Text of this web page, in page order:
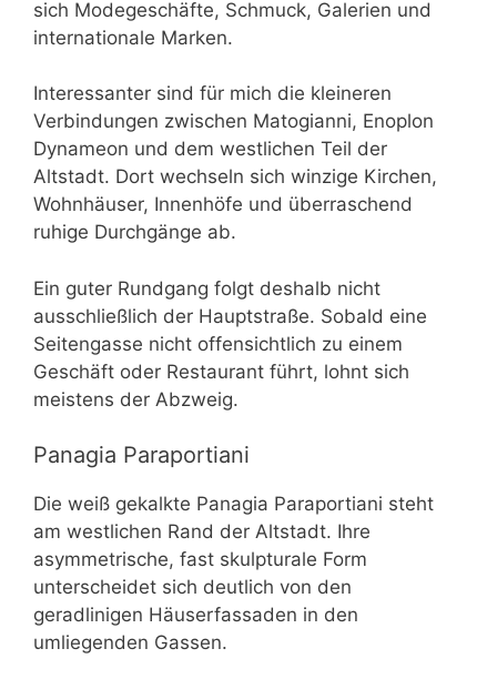
sich Modegeschäfte, Schmuck, Galerien und
internationale Marken.
Interessanter sind für mich die kleineren
Verbindungen zwischen Matogianni, Enoplon
Dynameon und dem westlichen Teil der
Altstadt. Dort wechseln sich winzige Kirchen,
Wohnhäuser, Innenhöfe und überraschend
ruhige Durchgänge ab.
Ein guter Rundgang folgt deshalb nicht
ausschließlich der Hauptstraße. Sobald eine
Seitengasse nicht offensichtlich zu einem
Geschäft oder Restaurant führt, lohnt sich
meistens der Abzweig.
Panagia Paraportiani
Die weiß gekalkte Panagia Paraportiani steht
am westlichen Rand der Altstadt. Ihre
asymmetrische, fast skulpturale Form
unterscheidet sich deutlich von den
geradlinigen Häuserfassaden in den
umliegenden Gassen.